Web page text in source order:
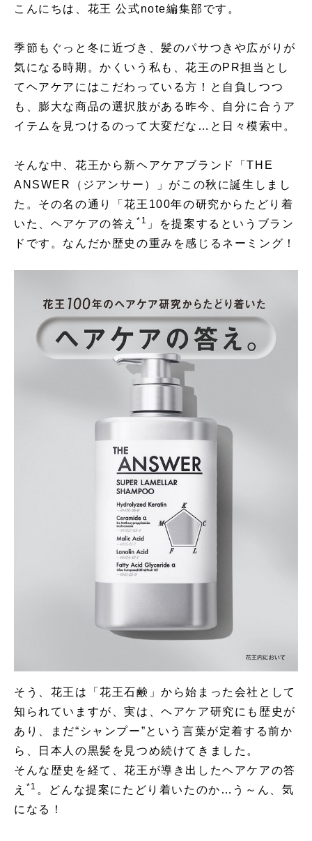
こんにちは、花王 公式note編集部です。
季節もぐっと冬に近づき、髪のパサつきや広がりが
気になる時期。かくいう私も、花王のPR担当とし
てヘアケアにはこだわっている方！と自負しつつ
も、膨大な商品の選択肢がある昨今、自分に合うア
イテムを見つけるのって大変だな…と日々模索中。
そんな中、花王から新ヘアケアブランド「THE
ANSWER（ジアンサー）」がこの秋に誕生しまし
た。その名の通り「花王100年の研究からたどり着
いた、ヘアケアの答え *1 」を提案するというブラン
ドです。なんだか歴史の重みを感じるネーミング！
そう、花王は「花王石鹸」から始まった会社として
知られていますが、実は、ヘアケア研究にも歴史が
あり、まだ“シャンプー”という言葉が定着する前か
ら、日本人の黒髪を見つめ続けてきました。
そんな歴史を経て、花王が導き出したヘアケアの答
え *1 。どんな提案にたどり着いたのか…う～ん、気
になる！